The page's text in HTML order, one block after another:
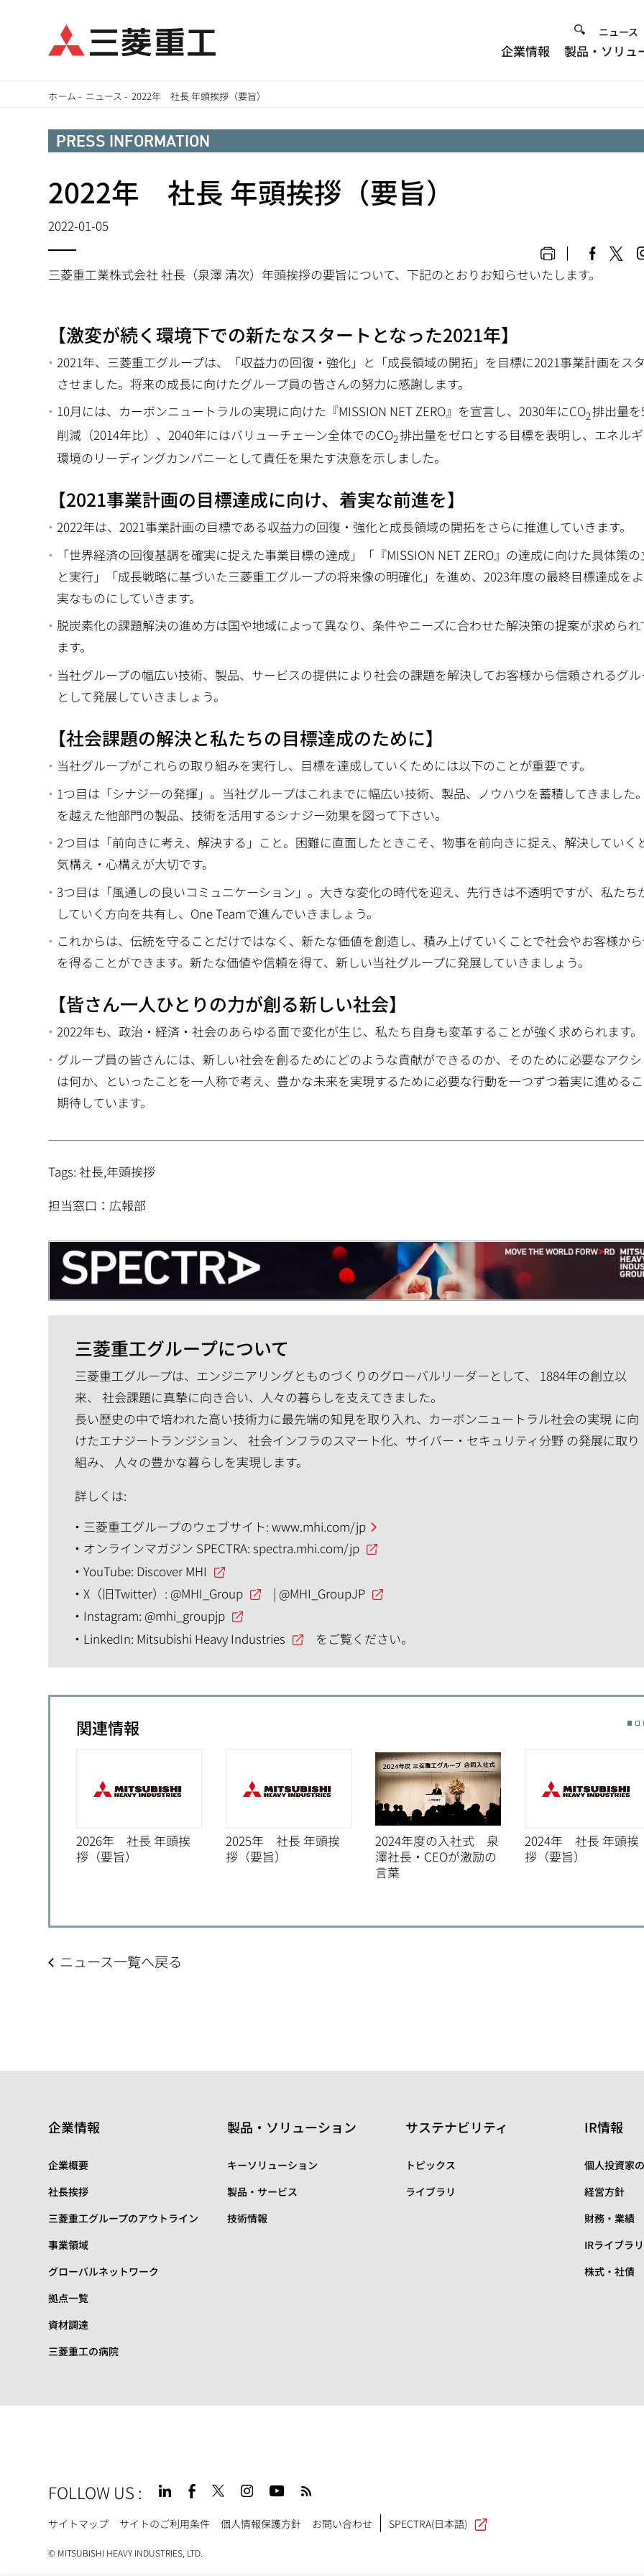
イ
ニュース
企業情報 製品・ソリュ
ホーム - ニュース -2022年 社長 年頭挨拶（要旨）
PRESS INFORMATION
2022年 社長 年頭挨拶（要旨）
2022-01-05
三菱重工業株式会社 社長（泉澤 清次）年頭挨拶の要旨について、下記のとおりお知らせいたします。
【激変が続く環境下での新たなスタートとなった2021年】
2021年、三菱重工グループは、「収益力の回復・強化」と「成長領域の開拓」を目標に2021事業計画をス
させました。将来の成長に向けたグループ員の皆さんの努力に感謝します。
10月には、カーボンニュートラルの実現に向けた『MISSION NET ZERO』を宣言し、2030年にCO2排出量を
削減（2014年比）、2040年にはバリューチェーン全体でのCO2排出量をゼロとする目標を表明し、エネル
環境のリーディングカンパニーとして責任を果たす決意を示しました。
【2021事業計画の目標達成に向け、着実な前進を】
2022年は、2021事業計画の目標である収益力の回復・強化と成長領域の開拓をさらに推進していきます。
「世界経済の回復基調を確実に捉えた事業目標の達成」「『MISSION NET ZERO』の達成に向けた具体策の
と実行」「成長戦略に基づいた三菱重工グループの将来像の明確化」を進め、2023年度の最終目標達成を
実なものにしていきます。
脱炭素化の課題解決の進め方は国や地域によって異なり、条件やニーズに合わせた解決策の提案が求められ
ます。
当社グループの幅広い技術、製品、サービスの提供により社会の課題を解決してお客様から信頼されるグ
として発展していきましょう。
【社会課題の解決と私たちの目標達成のために】
当社グループがこれらの取り組みを実行し、目標を達成していくためには以下のことが重要です。
1つ目は「シナジーの発揮」。当社グループはこれまでに幅広い技術、製品、ノウハウを蓄積してきました
を越えた他部門の製品、技術を活用するシナジー効果を図って下さい。
2つ目は「前向きに考え、解決する」こと。困難に直面したときこそ、物事を前向きに捉え、解決していく
気構え・心構えが大切です。
3つ目は「風通しの良いコミュニケーション」。大きな変化の時代を迎え、先行きは不透明ですが、私たち
していく方向を共有し、One Teamで進んでいきましょう。
これからは、伝統を守ることだけではなく、新たな価値を創造し、積み上げていくことで社会やお客様か
を得ることができます。新たな価値や信頼を得て、新しい当社グループに発展していきましょう。
【皆さん一人ひとりの力が創る新しい社会】
2022年も、政治・経済・社会のあらゆる面で変化が生じ、私たち自身も変革することが強く求められます。
グループ員の皆さんには、新しい社会を創るためにどのような貢献ができるのか、そのために必要なアク
は何か、といったことを一人称で考え、豊かな未来を実現するために必要な行動を一つずつ着実に進める
期待しています。
Tags: 社長,年頭挨拶
担当窓口：広報部
三菱重工グループについて
三菱重工グループは、エンジニアリングとものづくりのグローバルリーダーとして、 1884年の創立以
来、 社会課題に真摯に向き合い、人々の暮らしを支えてきました。
長い歴史の中で培われた高い技術力に最先端の知見を取り入れ、カーボンニュートラル社会の実現 に向
けたエナジートランジション、 社会インフラのスマート化、サイバー・セキュリティ分野 の発展に取り
組み、 人々の豊かな暮らしを実現します。
詳しくは:
三菱重工グループのウェブサイト: www.mhi.com/jp
オンラインマガジン SPECTRA: spectra.mhi.com/jp
YouTube: Discover MHI
X（旧Twitter）: @MHI_Group | @MHI_GroupJP
Instagram: @mhi_groupjp
LinkedIn: Mitsubishi Heavy Industries をご覧ください。
関連情報
2026年 社長 年頭挨
拶（要旨）
2025年 社長 年頭挨
拶（要旨）
2024年度の入社式 泉
澤社長・CEOが激励の
言葉
2024年 社長 年頭挨
拶（要旨）
ニュース一覧へ戻る
企業情報
企業概要
社長挨拶
三菱重工グループのアウトライン
事業領域
グローバルネットワーク
拠点一覧
資材調達
三菱重工の病院
製品・ソリューション
キーソリューション
製品・サービス
技術情報
サステナビリティ
トピックス
ライブラリ
IR情報
個人投資家
経営方針
財務・業績
IRライブラリ
株式・社債
FOLLOW US :
Footer
サイトマップ サイトのご利用条件 個人情報保護方針 お問い合わせ SPECTRA(日本語)
© MITSUBISHI HEAVY INDUSTRIES, LTD.